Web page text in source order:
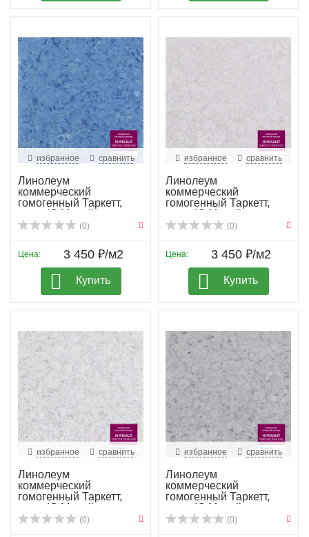
избранное сравнить
Линолеум
коммерческий
гомогенный Таркетт,
колл. IQ Megali...
(0)
Цена: 3 450 ₽/м2
Купить
избранное сравнить
Линолеум
коммерческий
гомогенный Таркетт,
колл. IQ Megali...
(0)
Цена: 3 450 ₽/м2
Купить
избранное сравнить
Линолеум
коммерческий
гомогенный Таркетт,
колл. IQ Megali...
(0)
избранное сравнить
Линолеум
коммерческий
гомогенный Таркетт,
колл. IQ Megali...
(0)